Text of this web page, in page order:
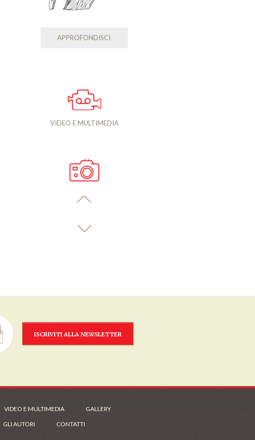
APPROFONDISCI
VIDEO E MULTIMEDIA
ISCRIVITI ALLA NEWSLETTER
VIDEO E MULTIMEDIA
GALLERY
GLI AUTORI CONTATTI